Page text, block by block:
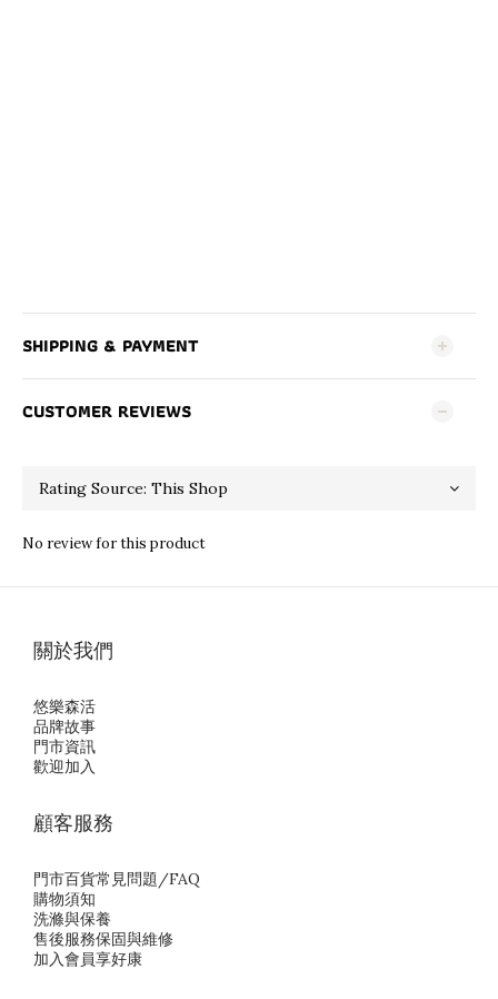
SHIPPING & PAYMENT
CUSTOMER REVIEWS
No review for this product
關於我們
悠樂森活
品牌故事
門市資訊
歡迎加入
顧客服務
門市百貨常見問題/FAQ
購物須知
洗滌與保養
售後服務保固與維修
加入會員享好康